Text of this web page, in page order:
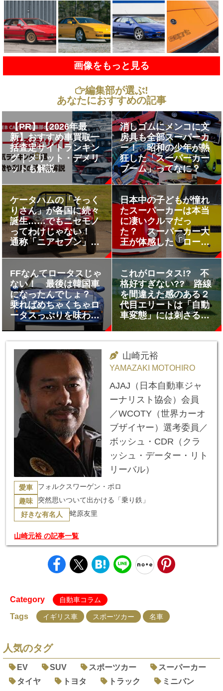
画像をもっと見る
編集部が選ぶ!
あなたにおすすめの記事
【PR】【2026年最
新】おすすめ車買取一
括査定サイトランキン
グ｜メリット・デメリ
ットも解説
消しゴムにメンコに文
房具も全部スーパーカ
ー！ 昭和の少年が熱
狂した「スーパーカー
ブーム」ってなに？
ケータハムの「そっく
りさん」が各国に続々
誕生……でもニセモノ
ってわけじゃない！
通称「ニアセブン」っ
てなに？
日本中の子どもが憧れ
たスーパーカーは本当
に凄いクルマだっ
た？ スーパーカー大
王が体感した「ロータ
スヨーロッパ」「ラン
走りとは
FFなんてロータスじゃ
ない！ 最後は韓国車
になったんでしょ？
乗ればめちゃくちゃロ
ータスっぷりを味わえ
るのに正当評価が得ら
ラン」の悲劇
これがロータス!? 不
格好すぎない?? 路線
を間違えた感のある２
代目エリートは「自動
車変態」には刺さるク
ルマだった
山崎元裕
YAMAZAKI MOTOHIRO
AJAJ（日本自動車ジャ
ーナリスト協会）会員
／WCOTY（世界カーオ
ブザイヤー）選考委員／
ボッシュ・CDR（クラ
ッシュ・データー・リト
リーバル）
愛車 フォルクスワーゲン・ポロ
趣味 突然思いついて出かける「乗り鉄」
好きな有名人 蛯原友里
山崎元裕 の記事一覧
Category 自動車コラム
Tags イギリス車 スポーツカー 名車
人気のタグ
EV SUV スポーツカー
スーパーカー
タイヤ
トヨタ トラック
ミニバン